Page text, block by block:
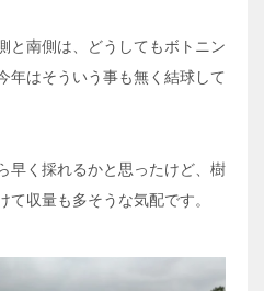
と南側は、どうしてもボトニン
年はそういう事も無く結球して
早く採れるかと思ったけど、樹
収量も多そうな気配です。